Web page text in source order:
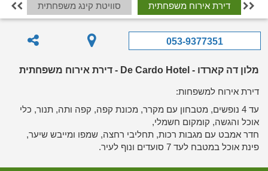
דירת אירוח משפחתית סוויטת קינג משפחתית 

053-9377351
מלון דה קארדו - De Cardo Hotel - דירת אירוח משפחתית
דירת אירוח למשפחות:
עד 4 נופשים, מטבחון עם מקרר, מכונת קפה, קפה ותה, תנור, כלי
אוכל והגשה, קומקום חשמלי,
חדר אמבט עם מגבות רכות, תחליבי רחצה, שמפו ומייבש שיער,
פינת אוכל במטבח לעד 7 סועדים ונוף לעיר.